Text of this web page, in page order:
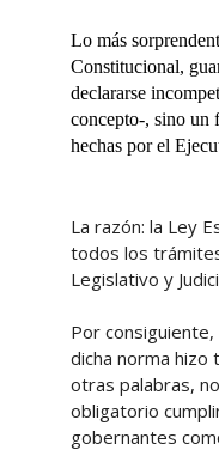
Lo más
Constitucional,
declararse
concepto-, sino un
hechas por el
La razón: la Ley
todos los
Legislativo y
Por
dicha norma hizo
otras palabras,
obligatorio
gobernantes